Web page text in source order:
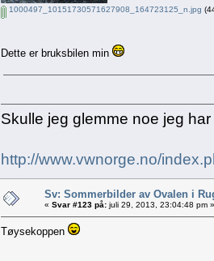
1000497_10151730571627908_164723125_n.jpg
Dette er bruksbilen min
Skulle jeg glemme noe jeg
http://www.vwnorge.no/
Sv: Sommerbilder av Ovalen i
« Svar #123 på: juli 29, 2013, 23:04:48 pm »
Tøysekoppen